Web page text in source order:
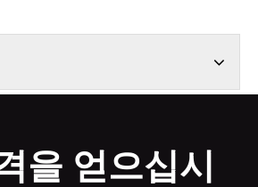
을 얻으십시